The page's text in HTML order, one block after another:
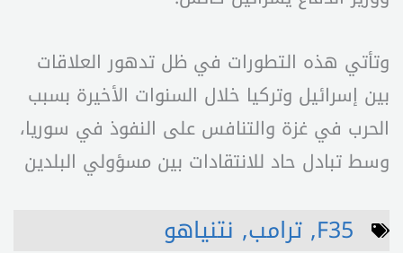
وتأتي هذه التطورات في ظل تدهور العلاقات
بين إسرائيل وتركيا خلال السنوات الأخيرة بسبب
الحرب في غزة والتنافس على النفوذ في سوريا،
وسط تبادل حاد للانتقادات بين مسؤولي البلدين
F35
, ترامب, نتنياهو